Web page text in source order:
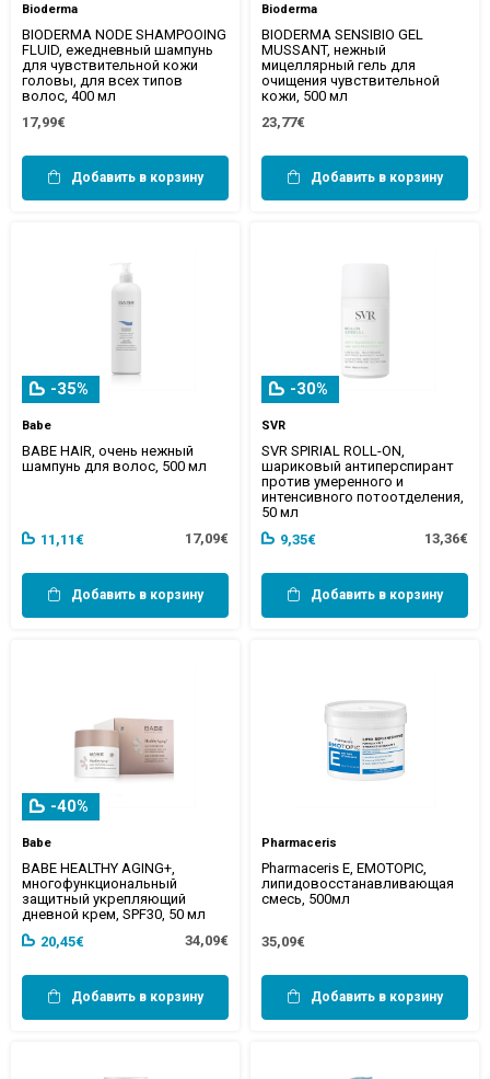
Bioderma
BIODERMA NODE SHAMPOOING
FLUID, ежедневный шампунь
для чувствительной кожи
головы, для всех типов
волос, 400 мл
17,99€
Добавить в корзину
Bioderma
BIODERMA SENSIBIO GEL
MUSSANT, нежный
мицеллярный гель для
очищения чувствительной
кожи, 500 мл
23,77€
Добавить в корзину
-35%
Babe
BABE HAIR, очень нежный
шампунь для волос, 500 мл
11,11€ 17,09€
Добавить в корзину
-30%
SVR
SVR SPIRIAL ROLL-ON,
шариковый антиперспирант
против умеренного и
интенсивного потоотделения,
50 мл
9,35€
13,36€
Добавить в корзину
-40%
Babe
BABE HEALTHY AGING+,
многофункциональный
защитный укрепляющий
дневной крем, SPF30, 50 мл
20,45€
34,09€
Добавить в корзину
Pharmaceris
Pharmaceris E, EMOTOPIC,
липидовосстанавливающая
смесь, 500мл
35,09€
Добавить в корзину